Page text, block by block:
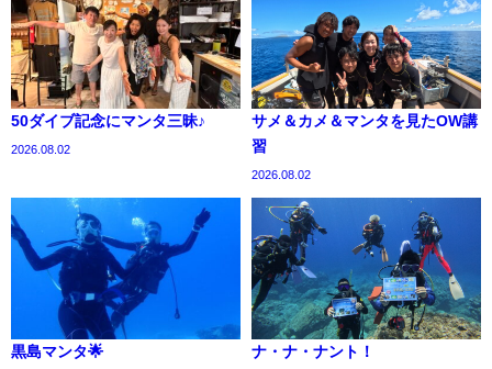
50ダイブ記念にマンタ三昧♪
2026.08.02
サメ＆カメ＆マンタを見たOW講
習
2026.08.02
黒島マンタ🌟 ナ・ナ・ナント！